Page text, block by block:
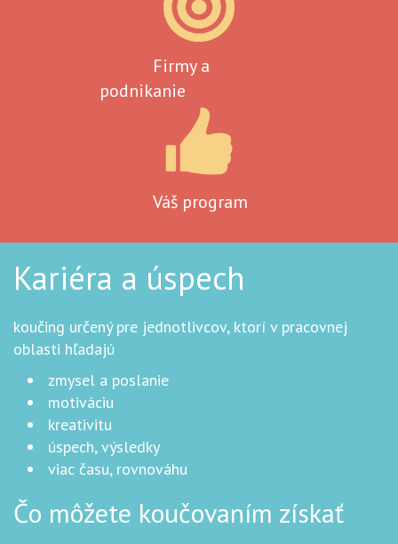
Firmy a
podnikanie
Váš program
Kariéra a úspech
koučing určený pre jednotlivcov, ktorí v pracovnej
oblasti hľadajú
zmysel a poslanie
motiváciu
kreativitu
úspech, výsledky
viac času, rovnováhu
Čo môžete koučovaním získať